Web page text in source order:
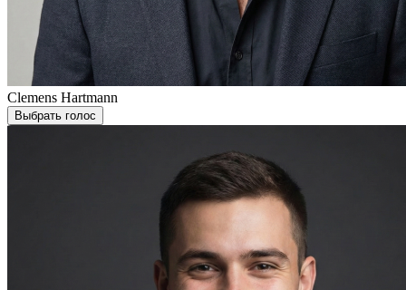
Clemens Hartmann
Выбрать голос